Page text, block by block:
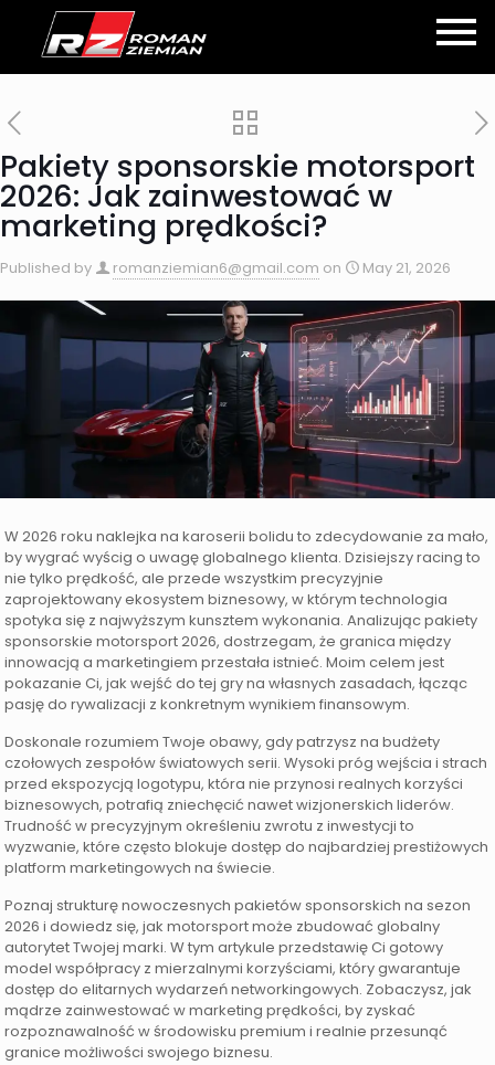
Pakiety sponsorskie motorsport
2026: Jak zainwestować w
marketing prędkości?
Published by romanziemian6@gmail.com on May 21, 2026
W 2026 roku naklejka na karoserii bolidu to zdecydowanie za mało,
by wygrać wyścig o uwagę globalnego klienta. Dzisiejszy racing to
nie tylko prędkość, ale przede wszystkim precyzyjnie
zaprojektowany ekosystem biznesowy, w którym technologia
spotyka się z najwyższym kunsztem wykonania. Analizując pakiety
sponsorskie motorsport 2026, dostrzegam, że granica między
innowacją a marketingiem przestała istnieć. Moim celem jest
pokazanie Ci, jak wejść do tej gry na własnych zasadach, łącząc
pasję do rywalizacji z konkretnym wynikiem finansowym.
Doskonale rozumiem Twoje obawy, gdy patrzysz na budżety
czołowych zespołów światowych serii. Wysoki próg wejścia i strach
przed ekspozycją logotypu, która nie przynosi realnych korzyści
biznesowych, potrafią zniechęcić nawet wizjonerskich liderów.
Trudność w precyzyjnym określeniu zwrotu z inwestycji to
wyzwanie, które często blokuje dostęp do najbardziej prestiżowych
platform marketingowych na świecie.
Poznaj strukturę nowoczesnych pakietów sponsorskich na sezon
2026 i dowiedz się, jak motorsport może zbudować globalny
autorytet Twojej marki. W tym artykule przedstawię Ci gotowy
model współpracy z mierzalnymi korzyściami, który gwarantuje
dostęp do elitarnych wydarzeń networkingowych. Zobaczysz, jak
mądrze zainwestować w marketing prędkości, by zyskać
rozpoznawalność w środowisku premium i realnie przesunąć
granice możliwości swojego biznesu.